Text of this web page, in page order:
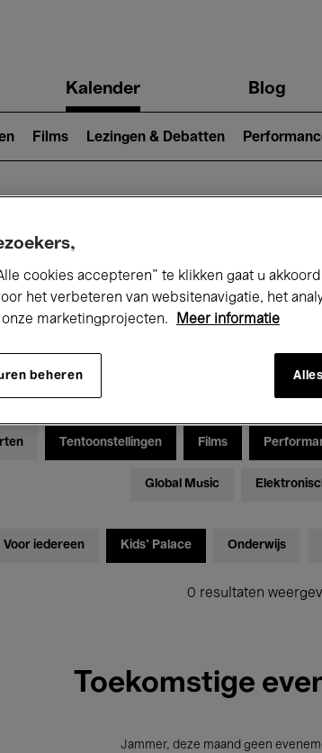
navigationKalender Blog
Films Lezingen & Debatten
Tentoonstellingen Films
Global Music
Voor iedereen Kids’ Palace Onderwijs
0 resultaten
Toekomstige
Jammer, deze maand geen
cookies accepteren” te klikken gaat u
het verbeteren van websitenavigatie, het
marketingprojecten.
Meer informatie
beheren